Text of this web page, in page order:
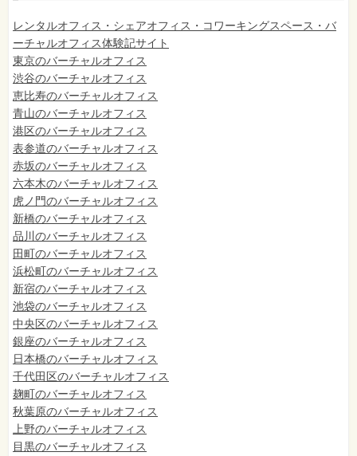
レンタルオフィス・シェアオフィス・コワーキングスペース・バ
ーチャルオフィス体験記サイト
東京のバーチャルオフィス
渋谷のバーチャルオフィス
恵比寿のバーチャルオフィス
青山のバーチャルオフィス
港区のバーチャルオフィス
表参道のバーチャルオフィス
赤坂のバーチャルオフィス
六本木のバーチャルオフィス
虎ノ門のバーチャルオフィス
新橋のバーチャルオフィス
品川のバーチャルオフィス
田町のバーチャルオフィス
浜松町のバーチャルオフィス
新宿のバーチャルオフィス
池袋のバーチャルオフィス
中央区のバーチャルオフィス
銀座のバーチャルオフィス
日本橋のバーチャルオフィス
千代田区のバーチャルオフィス
麹町のバーチャルオフィス
秋葉原のバーチャルオフィス
上野のバーチャルオフィス
目黒のバーチャルオフィス